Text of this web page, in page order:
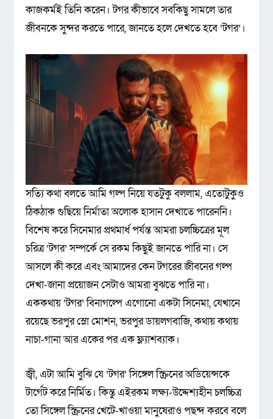
কাজকর্মই তিনি করেন। টগর কীভাবে সবকিছু সামলে তার
জীবনকে সুন্দর করতে পারে, জানতে হলে দেখতে হবে ‘টগর’।
সত্যি কথা বলতে আমি গল্প নিয়ে যতটুকু বললাম, এতোটুকুও
ঠিকঠাক গুছিয়ে নির্মাতা অলোক হাসান দেখাতে পারেননি।
বিশেষ করে সিনেমার প্রথমার্ধ পর্যন্ত আমরা চলচ্চিত্রের মূল
চরিত্র ‘টগর’ সম্পর্কে সে রকম কিছুই জানতে পারি না। সে
আসলে কী করে এবং আমাদের কেন টগরের জীবনের গল্প
দেখা-জানা প্রয়োজন সেটাও আমরা বুঝতে পারি না।
এককথায় ‘টগর’ বিনাগল্পে এগোনো একটা সিনেমা, যেখানে
রয়েছে ভরপুর স্লো মোশন, ভরপুর ডায়লগবাজি, কথায় কথায়
নাচা-গানা আর একের পর এক ফ্ল্যাশব্যাক।
জ্বী, এটা আমি বুঝি যে ‘টগর’ সিঙ্গেল স্ক্রিনের অডিয়েন্সকে
টার্গেট করে নির্মিত। কিন্তু এইরকম লক্ষ্য-উদ্দেশ্যহীন চলচ্চিত্র
তো সিঙ্গেল স্ক্রিনের খেটে-খাওয়া মানুষেরাও পছন্দ করবে বলে